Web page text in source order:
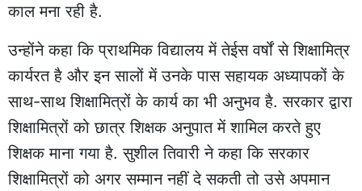
काल मना रही है.
उन्होंने कहा कि प्राथमिक विद्यालय में तेईस वर्षों से शिक्षामित्र
कार्यरत है और इन सालों में उनके पास सहायक अध्यापकों के
साथ-साथ शिक्षामित्रों के कार्य का भी अनुभव है. सरकार द्वारा
शिक्षामित्रों को छात्र शिक्षक अनुपात में शामिल करते हुए
शिक्षक माना गया है. सुशील तिवारी ने कहा कि सरकार
शिक्षामित्रों को अगर सम्मान नहीं दे सकती तो उसे अपमान